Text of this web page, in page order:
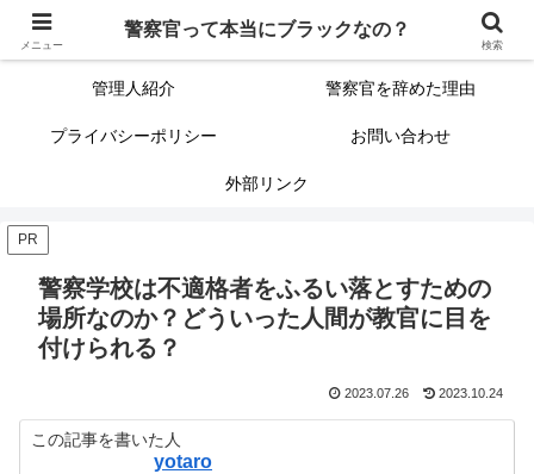
警察官って本当にブラックなの？ サイトマップ（記事一覧）
管理人紹介 警察官を辞めた理由
プライバシーポリシー お問い合わせ
外部リンク
PR
警察学校は不適格者をふるい落とすための
場所なのか？どういった人間が教官に目を
付けられる？
2023.07.26 2023.10.24
この記事を書いた人
yotaro
メニュー
警察官って本当にブラックなの？
検索